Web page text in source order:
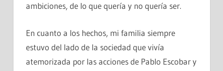
ambiciones, de lo que quería y no quería ser.
En cuanto a los hechos, mi familia siempre
estuvo del lado de la sociedad que vivía
atemorizada por las acciones de Pablo Escobar y